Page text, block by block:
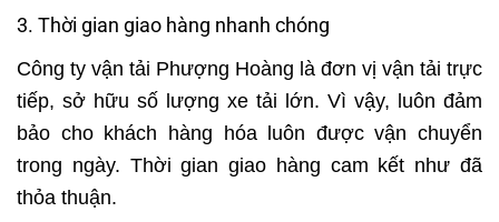
3. Thời gian giao hàng nhanh chóng
Công ty vận tải Phượng Hoàng là đơn vị vận tải trực
tiếp, sở hữu số lượng xe tải lớn. Vì vậy, luôn đảm
bảo cho khách hàng hóa luôn được vận chuyển
trong ngày. Thời gian giao hàng cam kết như đã
thỏa thuận.